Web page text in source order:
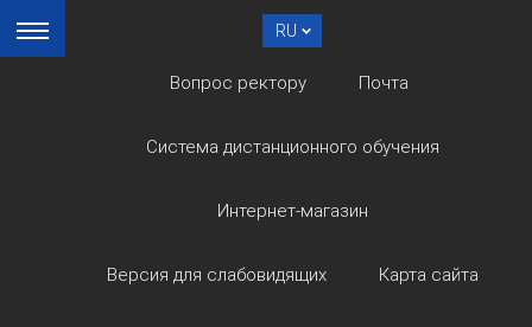
RU
Вопрос ректору Почта
Система дистанционного обучения
Интернет-магазин
Версия для слабовидящих Карта сайта